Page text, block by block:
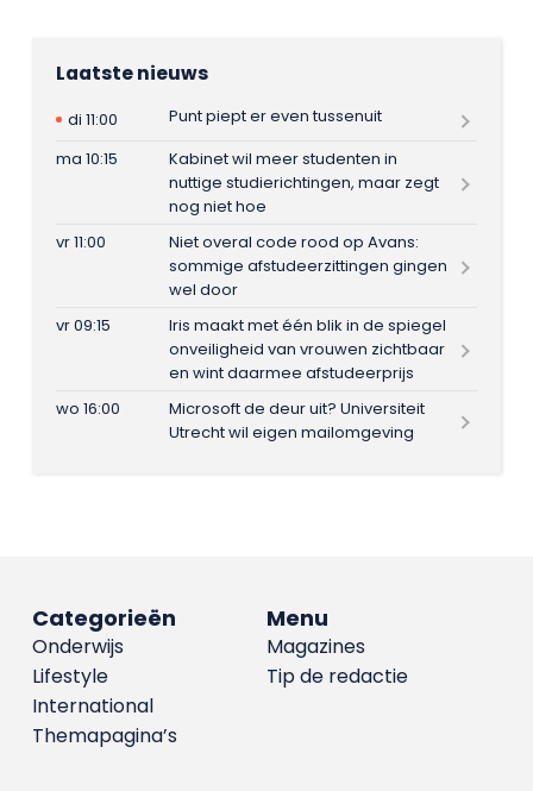
Laatste nieuws
di 11:00
Punt piept er even tussenuit
ma 10:15
Kabinet wil meer studenten in
nuttige studierichtingen, maar zegt
nog niet hoe
vr 11:00
Niet overal code rood op Avans:
sommige afstudeerzittingen gingen
wel door
vr 09:15
Iris maakt met één blik in de spiegel
onveiligheid van vrouwen zichtbaar
en wint daarmee afstudeerprijs
wo 16:00
Microsoft de deur uit? Universiteit
Utrecht wil eigen mailomgeving
Menu
Magazines
Tip de redactie
Categorieën
Onderwijs
Lifestyle
International
Themapagina’s